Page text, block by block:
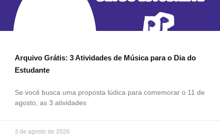
Arquivo Grátis: 3 Atividades de Música para o Dia do
Estudante
Se você busca uma proposta lúdica para comemorar o 11 de
agosto, as 3 atividades
3 de agosto de 2026